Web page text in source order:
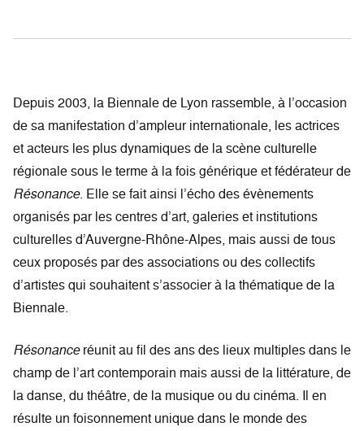
Depuis 2003, la Biennale de Lyon rassemble, à l’occasion
de sa manifestation d’ampleur internationale, les actrices
et acteurs les plus dynamiques de la scène culturelle
régionale sous le terme à la fois générique et fédérateur de
Résonance. Elle se fait ainsi l’écho des évènements
organisés par les centres d’art, galeries et institutions
culturelles d’Auvergne-Rhône-Alpes, mais aussi de tous
ceux proposés par des associations ou des collectifs
d’artistes qui souhaitent s’associer à la thématique de la
Biennale.
Résonanceréunit au fil des ans des lieux multiples dans le
champ de l’art contemporain mais aussi de la littérature, de
la danse, du théâtre, de la musique ou du cinéma. Il en
résulte un foisonnement unique dans le monde des